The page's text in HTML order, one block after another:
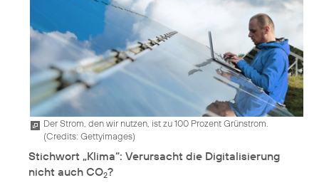
Der Strom, den wir nutzen, ist zu 100 Prozent Grünstrom.
(Credits: Gettyimages)
Stichwort „Klima“: Verursacht die Digitalisierung
nicht auch CO2?